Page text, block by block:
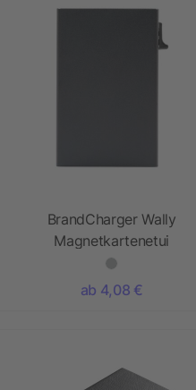
BrandCharger Wally
Magnetkartenetui
ab 4,08 €